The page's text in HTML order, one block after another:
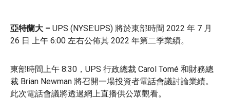
亞特蘭大 – UPS (NYSE:UPS) 將於東部時間 2022 年 7 月
26 日 上午 6:00 左右公佈其 2022 年第二季業績。
東部時間上午 8:30，UPS 行政總裁 Carol Tomé 和財務總
裁 Brian Newman 將召開一場投資者電話會議討論業績。
此次電話會議將透過網上直播供公眾觀看。